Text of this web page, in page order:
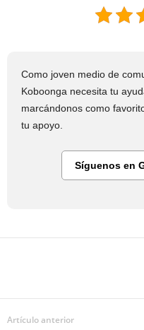
Como joven medio de
Koboonga necesita tu
marcándonos como
tu apoyo.
Síguenos en
Artículo anterior